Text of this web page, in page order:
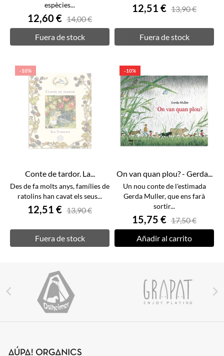
espècies...
12,60 € 14,00 €
Fuera de stock
12,51 € 13,90 €
Fuera de stock
-10%
Conte de tardor. La...
Des de fa molts anys, famílies de
ratolins han cavat els seus...
12,51 € 13,90 €
Fuera de stock
-10%
On van quan plou? - Gerda...
Un nou conte de l'estimada
Gerda Muller, que ens farà
sortir...
15,75 € 17,50 €
Añadir al carrito
 